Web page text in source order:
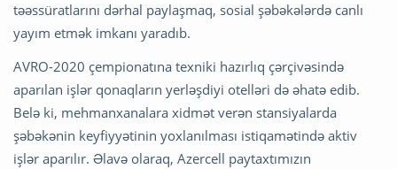
təəssüratlarını dərhal paylaşmaq, sosial şəbəkələrdə canlı
yayım etmək imkanı yaradıb.
AVRO-2020 çempionatına texniki hazırlıq çərçivəsində
aparılan işlər qonaqların yerləşdiyi otelləri də əhatə edib.
Belə ki, mehmanxanalara xidmət verən stansiyalarda
şəbəkənin keyfiyyətinin yoxlanılması istiqamətində aktiv
işlər aparılır. Əlavə olaraq, Azercell paytaxtımızın